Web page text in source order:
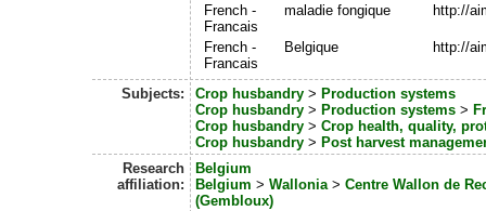
French -
Francais
maladie fongique http://
French -
Francais
Belgique http://
Subjects: Crop husbandry> Production systems
Crop husbandry> Production systems>
Crop husbandry> Crop health, quality,
Crop husbandry> Post harvest
Research
affiliation:
Belgium
Belgium > Wallonia> Centre Wallon de
(Gembloux)